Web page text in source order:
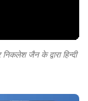
जैन के द्वारा हिन्दी